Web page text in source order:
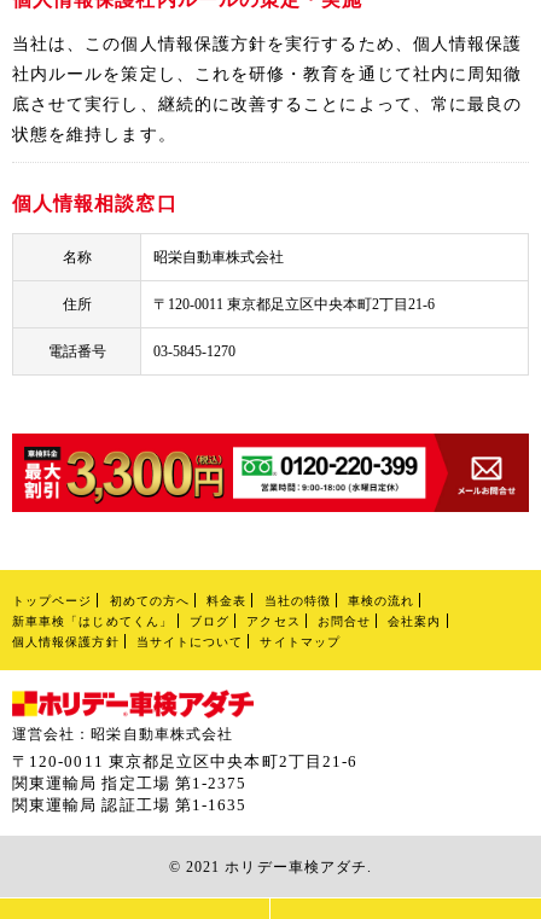
当社は、この個人情報保護方針を実行するため、個人情報保護
社内ルールを策定し、これを研修・教育を通じて社内に周知徹
底させて実行し、継続的に改善することによって、常に最良の
状態を維持します。
個人情報相談窓口
名称 昭栄自動車株式会社
住所 〒120-0011 東京都足立区中央本町2丁目21-6
電話番号 03-5845-1270
トップページ 初めての方へ 料金表 当社の特徴
車検の流れ
新車車検「はじめてくん」
ブログ アクセス お問合せ
会社案内
個人情報保護方針
当サイトについて サイトマップ
運営会社：昭栄自動車株式会社
〒120-0011 東京都足立区中央本町2丁目21-6
関東運輸局 指定工場 第1-2375
関東運輸局 認証工場 第1-1635
© 2021 ホリデー車検アダチ.